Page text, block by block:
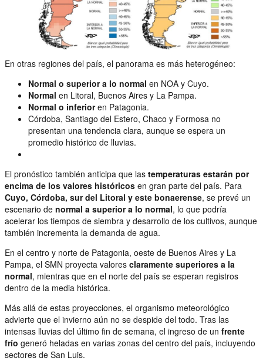
En otras regiones del país, el panorama es más heterogéneo:
Normal o superior a lo normal en NOA y Cuyo.
Normal en Litoral, Buenos Aires y La Pampa.
Normal o inferioren Patagonia.
Córdoba, Santiago del Estero, Chaco y Formosa no
presentan una tendencia clara, aunque se espera un
promedio histórico de lluvias.
El pronóstico también anticipa que las temperaturas estarán por
encima de los valores históricos en gran parte del país. Para
Cuyo, Córdoba, sur del Litoral y este bonaerense, se prevé un
escenario de normal a superior a lo normal, lo que podría
acelerar los tiempos de siembra y desarrollo de los cultivos, aunque
también incrementa la demanda de agua.
En el centro y norte de Patagonia, oeste de Buenos Aires y La
Pampa, el SMN proyecta valores claramente superiores a la
normal, mientras que en el norte del país se esperan registros
dentro de la media histórica.
Más allá de estas proyecciones, el organismo meteorológico
advierte que el invierno aún no se despide del todo. Tras las
intensas lluvias del último fin de semana, el ingreso de un frente
frío generó heladas en varias zonas del centro del país, incluyendo
sectores de San Luis.